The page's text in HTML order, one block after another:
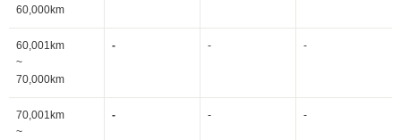
60,000km
60,001km
~
70,000km
- - -
70,001km
~
- - -